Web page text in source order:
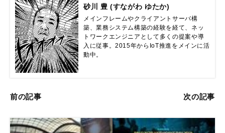
砂川 豊 (すながわ ゆたか)
メインフレームやクライアントサーバ構
築、業務システム構築の経験を経て、ネッ
トワークエンジニアとして多くの提案や導
入に従事。2015年からIoT推進をメインに活
動中。
前の記事 次の記事